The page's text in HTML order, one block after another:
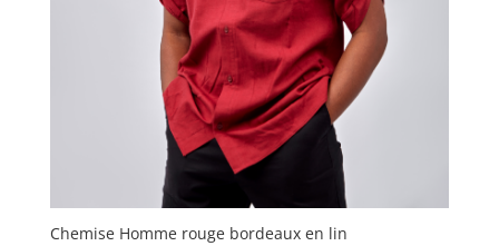
Chemise Homme rouge bordeaux en lin